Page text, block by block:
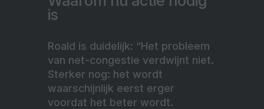
is
Roald is duidelijk: “Het probleem
van net-congestie verdwijnt niet.
Sterker nog: het wordt
waarschijnlijk eerst erger
voordat het beter wordt.